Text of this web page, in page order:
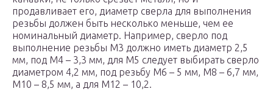
продавливает его, диаметр сверла для выполнения
резьбы должен быть несколько меньше, чем ее
номинальный диаметр. Например, сверло под
выполнение резьбы М3 должно иметь диаметр 2,5
мм, под М4 – 3,3 мм, для М5 следует выбирать сверло
диаметром 4,2 мм, под резьбу М6 – 5 мм, М8 – 6,7 мм,
М10 – 8,5 мм, а для М12 – 10,2.